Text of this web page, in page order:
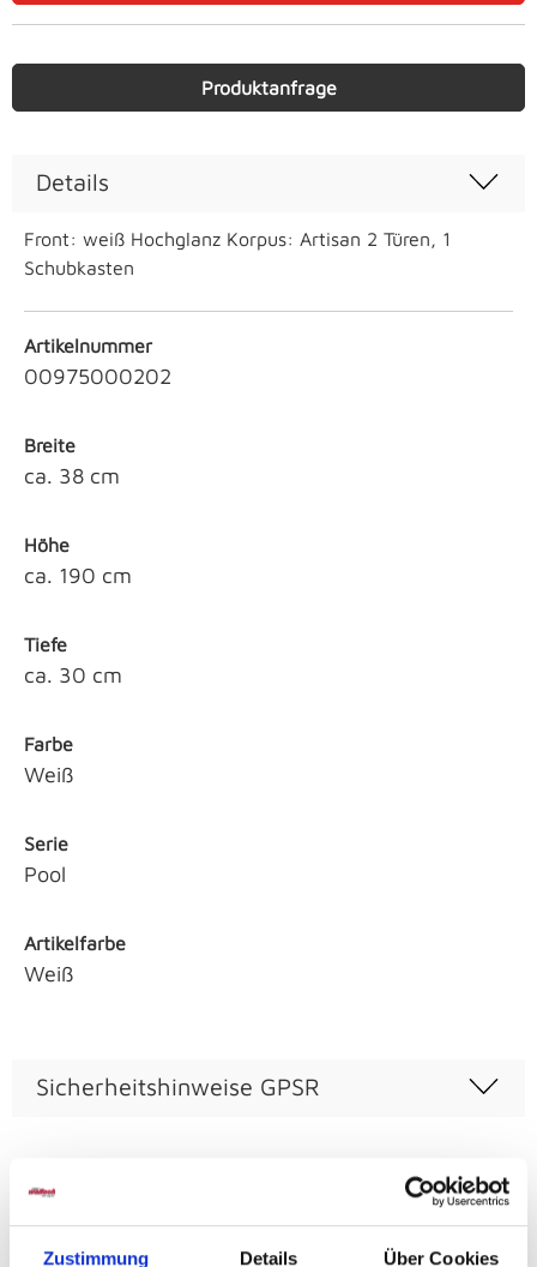
Zustimmung Details Über Cookies
Produktanfrage
Details
Front: weiß Hochglanz Korpus: Artisan 2 Türen, 1
Schubkasten
Artikelnummer
00975000202
Breite
ca. 38 cm
Höhe
ca. 190 cm
Tiefe
ca. 30 cm
Farbe
Weiß
Serie
Pool
Artikelfarbe
Weiß
Sicherheitshinweise GPSR
Weitere Varianten und Ausführungen: